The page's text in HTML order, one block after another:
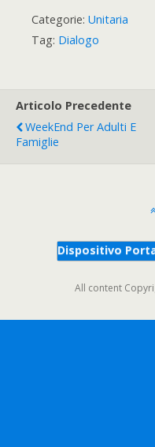
Categorie: Unitaria
Tag: Dialogo
Articolo Precedente
WeekEnd Per Adulti E
Famiglie
Dispositivo
All content